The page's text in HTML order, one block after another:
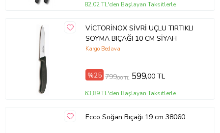
82,02 TL'den Başlayan Taksitlerle
VİCTORİNOX SİVRİ UÇLU TIRTIKLI
SOYMA BIÇAĞI 10 CM SİYAH
Kargo Bedava
%25 799,00 TL 599,00 TL
63,89 TL'den Başlayan Taksitlerle
Ecco Soğan Bıçağı 19 cm 38060